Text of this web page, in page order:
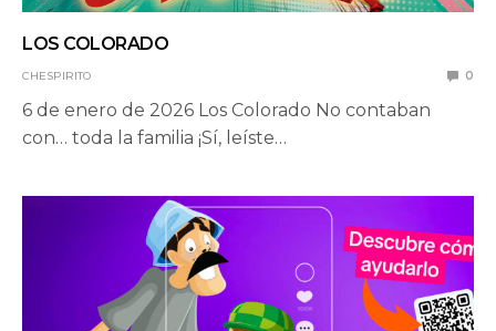
LOS COLORADO
CHESPIRITO 0
6 de enero de 2026 Los Colorado No contaban
con… toda la familia ¡Sí, leíste…